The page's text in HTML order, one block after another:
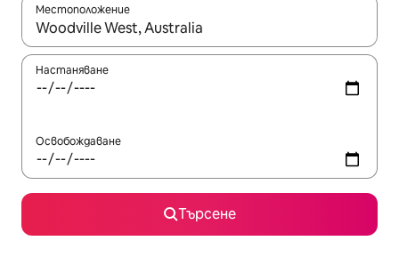
Местоположение
Когато резултатите се покажат, използвайте
Настаняване
Освобождаване
Търсене